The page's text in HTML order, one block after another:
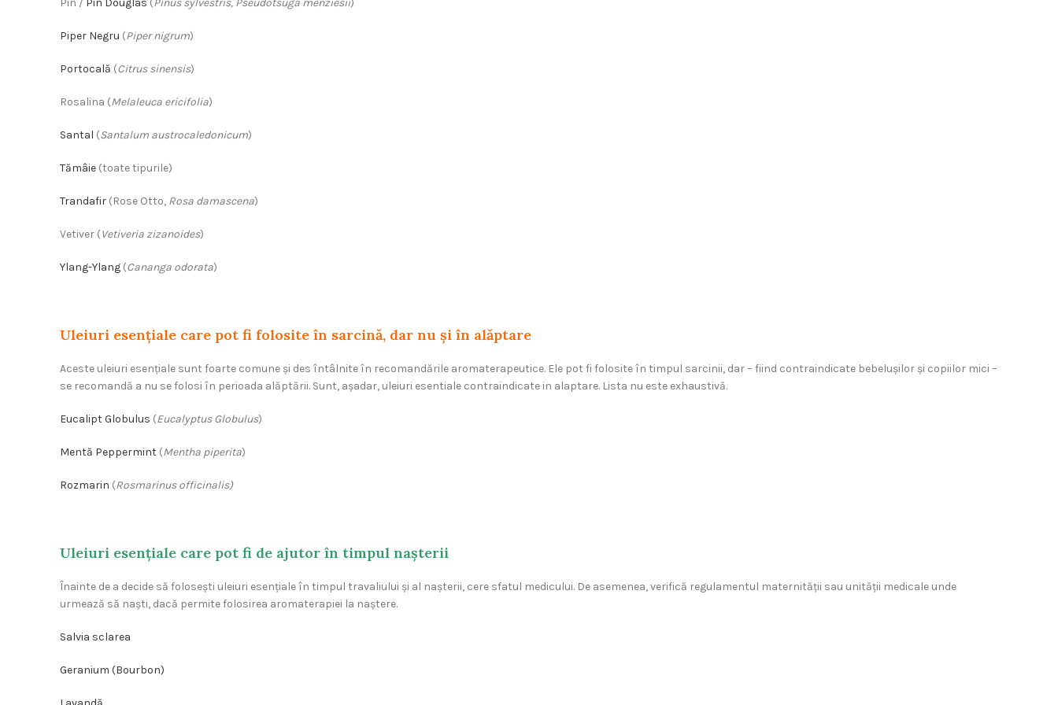
Pin / Pin Douglas (Pinus sylvestris, Pseudotsuga menziesii)
Piper Negru (Piper nigrum)
Portocală (Citrus sinensis)
Rosalina (Melaleuca ericifolia)
Santal (Santalum austrocaledonicum)
Tămâie (toate tipurile)
Trandafir (Rose Otto, Rosa damascena)
Vetiver (Vetiveria zizanoides)
Ylang-Ylang (Cananga odorata)
Uleiuri esențiale care pot fi folosite în sarcină, dar nu și în alăptare
Aceste uleiuri esențiale sunt foarte comune și des întâlnite în recomandările aromaterapeutice. Ele pot fi folosite în timpul sarcinii, dar – fiind contraindicate bebelușilor și copiilor mici –
se recomandă a nu se folosi în perioada alăptării. Sunt, așadar, uleiuri esentiale contraindicate in alaptare. Lista nu este exhaustivă.
Eucalipt Globulus (Eucalyptus Globulus)
Mentă Peppermint (Mentha piperita)
Rozmarin (Rosmarinus officinalis)
Uleiuri esențiale care pot fi de ajutor în timpul nașterii
Înainte de a decide să folosești uleiuri esențiale în timpul travaliului și al nașterii, cere sfatul medicului. De asemenea, verifică regulamentul maternității sau unității medicale unde
urmează să naști, dacă permite folosirea aromaterapiei la naștere.
Salvia sclarea
Geranium (Bourbon)